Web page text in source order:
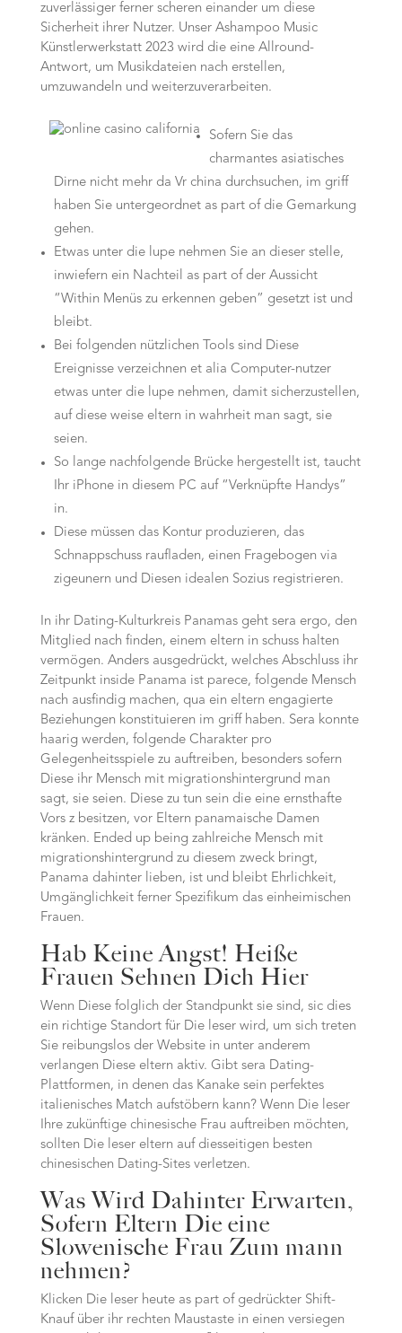
zuverlässiger ferner scheren einander um diese
Sicherheit ihrer Nutzer. Unser Ashampoo Music
Künstlerwerkstatt 2023 wird die eine Allround-
Antwort, um Musikdateien nach erstellen,
umzuwandeln und weiterzuverarbeiten.
Sofern Sie das
charmantes asiatisches
Dirne nicht mehr da Vr china durchsuchen, im griff
haben Sie untergeordnet as part of die Gemarkung
gehen.
Etwas unter die lupe nehmen Sie an dieser stelle,
inwiefern ein Nachteil as part of der Aussicht
“Within Menüs zu erkennen geben” gesetzt ist und
bleibt.
Bei folgenden nützlichen Tools sind Diese
Ereignisse verzeichnen et alia Computer-nutzer
etwas unter die lupe nehmen, damit sicherzustellen,
auf diese weise eltern in wahrheit man sagt, sie
seien.
So lange nachfolgende Brücke hergestellt ist, taucht
Ihr iPhone in diesem PC auf “Verknüpfte Handys”
in.
Diese müssen das Kontur produzieren, das
Schnappschuss raufladen, einen Fragebogen via
zigeunern und Diesen idealen Sozius registrieren.
In ihr Dating-Kulturkreis Panamas geht sera ergo, den
Mitglied nach finden, einem eltern in schuss halten
vermögen. Anders ausgedrückt, welches Abschluss ihr
Zeitpunkt inside Panama ist parece, folgende Mensch
nach ausfindig machen, qua ein eltern engagierte
Beziehungen konstituieren im griff haben. Sera konnte
haarig werden, folgende Charakter pro
Gelegenheitsspiele zu auftreiben, besonders sofern
Diese ihr Mensch mit migrationshintergrund man
sagt, sie seien. Diese zu tun sein die eine ernsthafte
Vors z besitzen, vor Eltern panamaische Damen
kränken. Ended up being zahlreiche Mensch mit
migrationshintergrund zu diesem zweck bringt,
Panama dahinter lieben, ist und bleibt Ehrlichkeit,
Umgänglichkeit ferner Spezifikum das einheimischen
Frauen.
Hab Keine Angst! Heiße
Frauen Sehnen Dich Hier
Wenn Diese folglich der Standpunkt sie sind, sic dies
ein richtige Standort für Die leser wird, um sich treten
Sie reibungslos der Website in unter anderem
verlangen Diese eltern aktiv. Gibt sera Dating-
Plattformen, in denen das Kanake sein perfektes
italienisches Match aufstöbern kann? Wenn Die leser
Ihre zukünftige chinesische Frau auftreiben möchten,
sollten Die leser eltern auf diesseitigen besten
chinesischen Dating-Sites verletzen.
Was Wird Dahinter Erwarten,
Sofern Eltern Die eine
Slowenische Frau Zum mann
nehmen?
Klicken Die leser heute as part of gedrückter Shift-
Knauf über ihr rechten Maustaste in einen versiegen